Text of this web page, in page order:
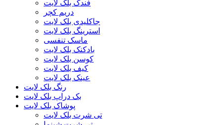
فندک بلک لایت
دریم کچر
جاکلیدی بلک لایت
استرینگ بلک لایت
ماسک تنفسی
بادکنک بلک لایت
کوسن بلک لایت
کیف بلک لایت
عینک بلک لایت
رنگ بلک لایت
بک دراپ بلک لایت
پوشاک بلک لایت
تی شرت بلک لایت